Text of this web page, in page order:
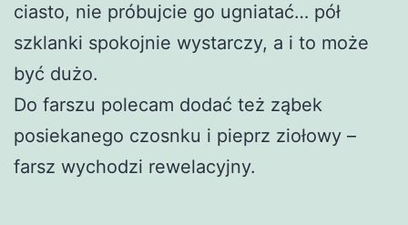
ciasto, nie próbujcie go ugniatać… pół
szklanki spokojnie wystarczy, a i to może
być dużo.
Do farszu polecam dodać też ząbek
posiekanego czosnku i pieprz ziołowy –
farsz wychodzi rewelacyjny.